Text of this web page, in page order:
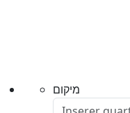
מיקום